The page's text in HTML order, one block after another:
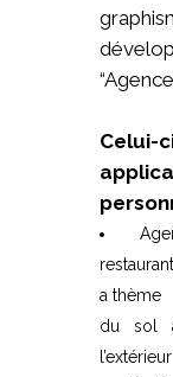
Celui-
a thème
du sol